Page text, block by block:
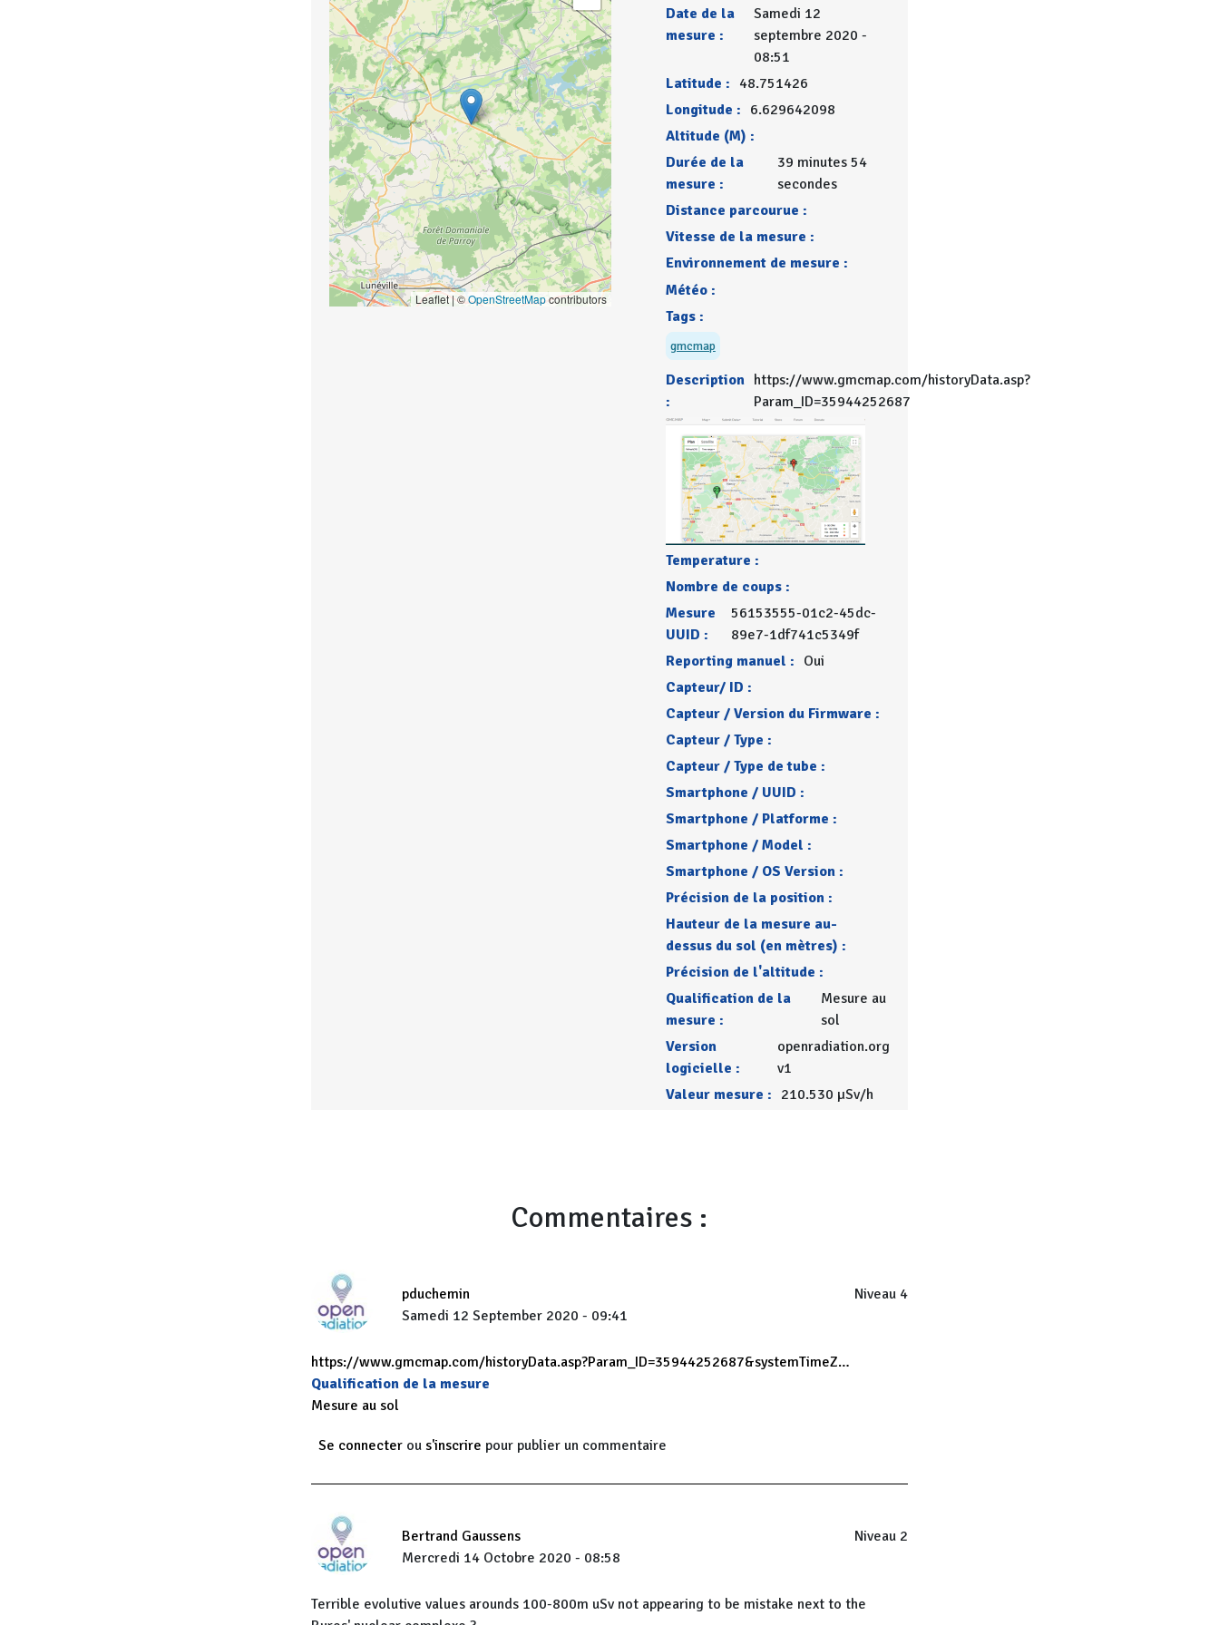
Leaflet | ©OpenStreetMapcontributors
Date de la
mesure :
Samedi 12
septembre 2020 -
08:51
Latitude : 48.751426
Longitude : 6.629642098
Altitude (M) :
Durée de la
mesure :
39 minutes 54
secondes
Distance parcourue :
Vitesse de la mesure :
Environnement de mesure :
Météo :
Tags :
gmcmap
Description
:
https://www.gmcmap.com/historyData.asp?
Param_ID=35944252687
Temperature :
Nombre de coups :
Mesure
UUID :
56153555-01c2-45dc-
89e7-1df741c5349f
Reporting manuel : Oui
Capteur/ ID :
Capteur / Version du Firmware :
Capteur / Type :
Capteur / Type de tube :
Smartphone / UUID :
Smartphone / Platforme :
Smartphone / Model :
Smartphone / OS Version :
Précision de la position :
Hauteur de la mesure au-
dessus du sol (en mètres) :
Précision de l'altitude :
Qualification de la
mesure :
Mesure au
sol
Version
logicielle :
openradiation.org
v1
Valeur mesure : 210.530 µSv/h
Commentaires :
pduchemin
Niveau 4
Samedi 12 September 2020 - 09:41
https://www.gmcmap.com/historyData.asp?Param_ID=35944252687&systemTimeZ…
Qualification de la mesure
Mesure au sol
Se connecterou s'inscrire pour publier un commentaire
Bertrand Gaussens
Niveau 2
Mercredi 14 Octobre 2020 - 08:58
Terrible evolutive values arounds 100-800m uSv not appearing to be mistake next to the